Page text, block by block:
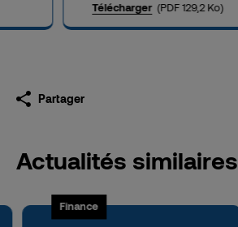
Télécharger (PDF 129,2 Ko)
Partager
Actualités similaires
Finance